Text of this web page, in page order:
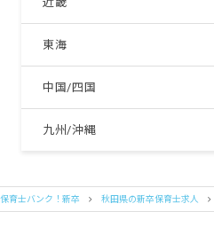
東海
中国/四国
九州/沖縄
保育士バンク！新卒 秋田県の新卒保育士求人